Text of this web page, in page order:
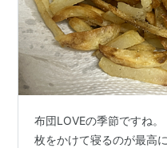
布団LOVEの季節ですね
枚をかけて寝るのが最高